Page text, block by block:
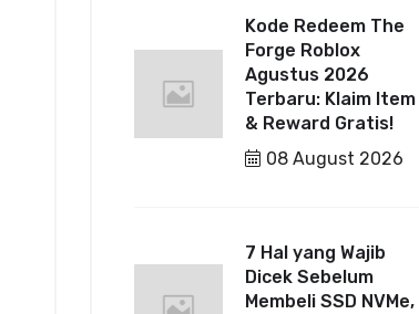
Kode Redeem The
Forge Roblox
Agustus 2026
Terbaru: Klaim Item
& Reward Gratis!
08 August 2026
7 Hal yang Wajib
Dicek Sebelum
Membeli SSD NVMe,